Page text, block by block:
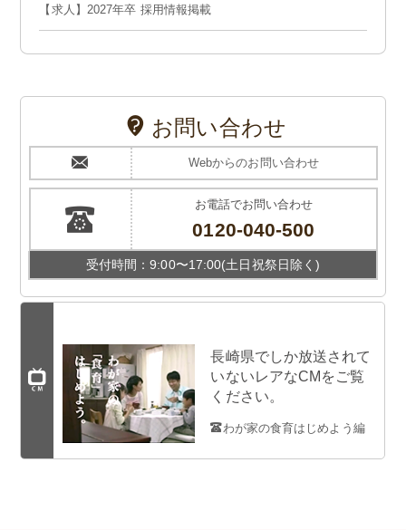
【求人】2027年卒 採用情報掲載
お問い合わせ
Webからのお問い合わせ
お電話でお問い合わせ
0120-040-500
受付時間：9:00〜17:00(土日祝祭日除く)
長崎県でしか放送されて
いないレアなCMをご覧
ください。
わが家の食育はじめよう編